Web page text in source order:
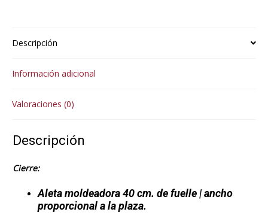
Descripción
Información adicional
Valoraciones (0)
Descripción
Cierre:
Aleta moldeadora 40 cm. de fuelle | ancho
proporcional a la plaza.